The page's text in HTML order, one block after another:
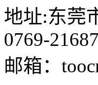
地址:东莞
0769-
邮箱：